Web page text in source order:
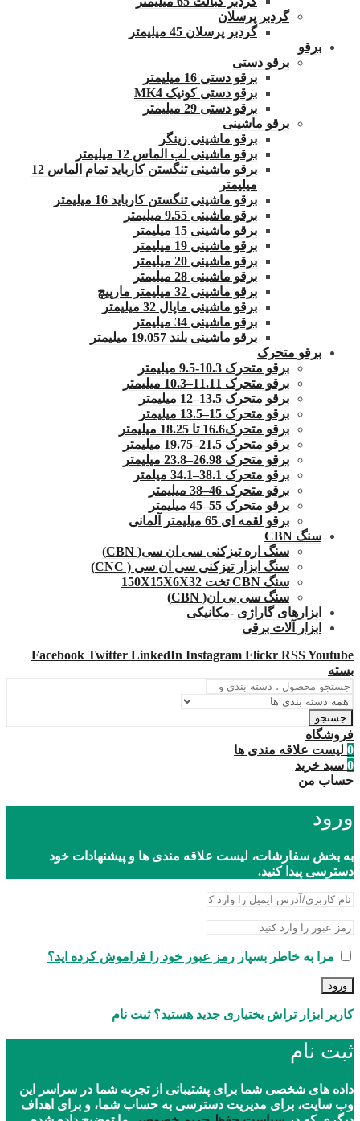
گردبر پرسلان
گردبر پرسلان 45 میلیمتر
برقو
برقو دستی
برقو دستی 16 میلیمتر
برقو دستی کونیک MK4
برقو دستی 29 میلیمتر
برقو ماشینی
برقو ماشینی زینگر
برقو ماشینی لب الماس 12 میلیمتر
برقو ماشینی تنگستن کارباید تمام الماس 12
میلیمتر
برقو ماشینی تنگستن کارباید 16 میلیمتر
برقو ماشینی 9.55 میلیمتر
برقو ماشینی 15 میلیمتر
برقو ماشینی 19 میلیمتر
برقو ماشینی 20 میلیمتر
برقو ماشینی 28 میلیمتر
برقو ماشینی 32 میلیمتر مارپیچ
برقو ماشینی ماپال 32 میلیمتر
برقو ماشینی 34 میلیمتر
برقو ماشینی بلند 19.057 میلیمتر
برقو متحرک
برقو متحرک 10.3-9.5 میلیمتر
برقو متحرک 11.11–10.3 میلیمتر
برقو متحرک 13.5–12 میلیمتر
برقو متحرک 15–13.5 میلیمتر
برقو متحرک16.6 تا 18.25 میلیمتر
برقو متحرک 21.5–19.75 میلیمتر
برقو متحرک 26.98–23.8 میلیمتر
برقو متحرک 38.1–34.1 میلمتر
برقو متحرک 46–38 میلیمتر
برقو متحرک 55–45 میلیمتر
برقو لقمه ای 65 میلیمتر آلمانی
سنگ CBN
سنگ اره تیزکنی سی ان سی( CBN)
سنگ ابزار تیزکنی سی ان سی ( CNC)
سنگ CBN تخت 150X15X6X32
سنگ سی بی ان( CBN)
ابزارهای گاراژی -مکانیکی
ابزار آلات برقی
Facebook Twitter LinkedIn Instagram Flickr RSSYoutube
بسته
جستجو
فروشگاه
0 لیست علاقه مندی ها
0 سبد خرید
حساب من
ورود
به بخش سفارشات، لیست علاقه مندی ها و پیشنهادات خود
دسترسی پیدا کنید.
مرا به خاطر بسپار رمز عبور خود را فراموش کرده اید؟
ورود
کاربر ابزار تراش بختیاری جدید هستید؟ ثبت نام
ثبت نام
داده های شخصی شما برای پشتیبانی از تجربه شما در سراسر این
وب سایت، برای مدیریت دسترسی به حساب شما، و برای اهداف